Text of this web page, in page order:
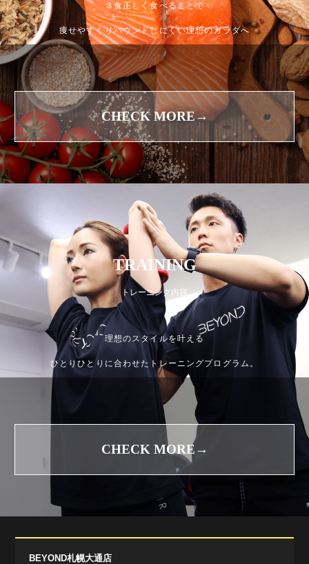
３食正しく食べることで
痩せやすくリバウンドしにくい理想のカラダへ
CHECK MORE→
TRAINING
トレーニング内容
理想のスタイルを叶える
ひとりひとりに合わせたトレーニングプログラム。
CHECK MORE→
BEYOND札幌大通店